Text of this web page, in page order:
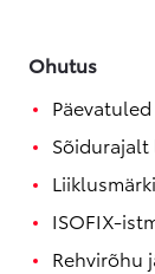
Ohutus
Päevatuled
ISOFIX-
Rehvirõhu